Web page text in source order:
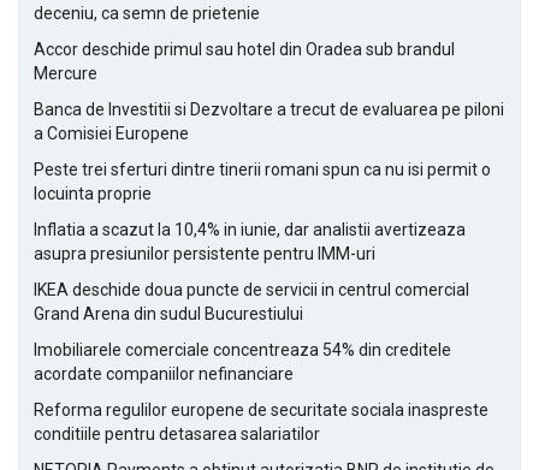
deceniu, ca semn de prietenie
Accor deschide primul sau hotel din Oradea sub brandul
Mercure
Banca de Investitii si Dezvoltare a trecut de evaluarea pe piloni
a Comisiei Europene
Peste trei sferturi dintre tinerii romani spun ca nu isi permit o
locuinta proprie
Inflatia a scazut la 10,4% in iunie, dar analistii avertizeaza
asupra presiunilor persistente pentru IMM-uri
IKEA deschide doua puncte de servicii in centrul comercial
Grand Arena din sudul Bucurestiului
Imobiliarele comerciale concentreaza 54% din creditele
acordate companiilor nefinanciare
Reforma regulilor europene de securitate sociala inaspreste
conditiile pentru detasarea salariatilor